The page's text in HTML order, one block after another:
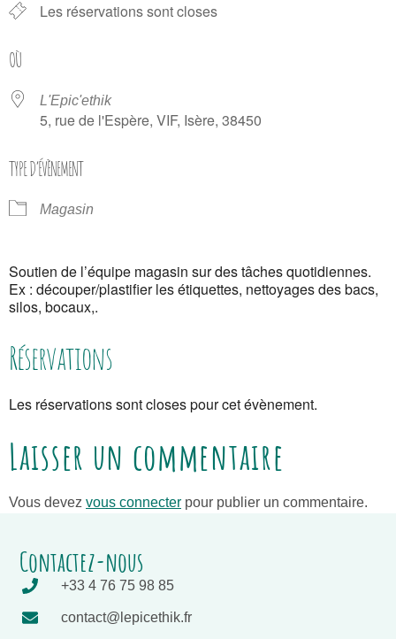
Les réservations sont closes
OÙ
L'Epic'ethik
5, rue de l'Espère, VIF, Isère, 38450
TYPE D’ÉVÈNEMENT
Magasin
Soutien de l’équipe magasin sur des tâches quotidiennes.
Ex : découper/plastifier les étiquettes, nettoyages des bacs,
silos, bocaux,.
Réservations
Les réservations sont closes pour cet évènement.
Laisser un commentaire
Vous devez vous connecter pour publier un commentaire.
Contactez-nous
+33 4 76 75 98 85
contact@lepicethik.fr